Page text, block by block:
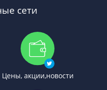
сети
Цены, акции,новости